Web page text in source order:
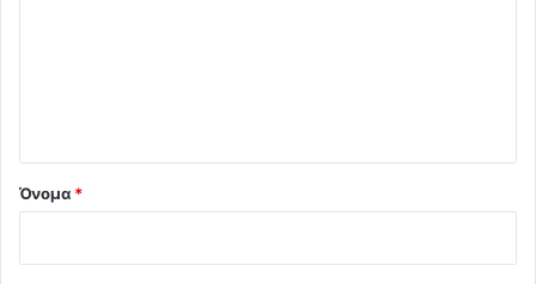
Όνομα *